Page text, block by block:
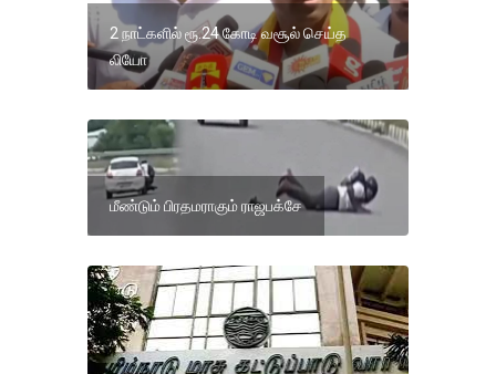
2 நாட்களில் ரூ.24 கோடி வசூல் செய்த
லியோ
மீண்டும் பிரதமராகும் ராஜபக்சே